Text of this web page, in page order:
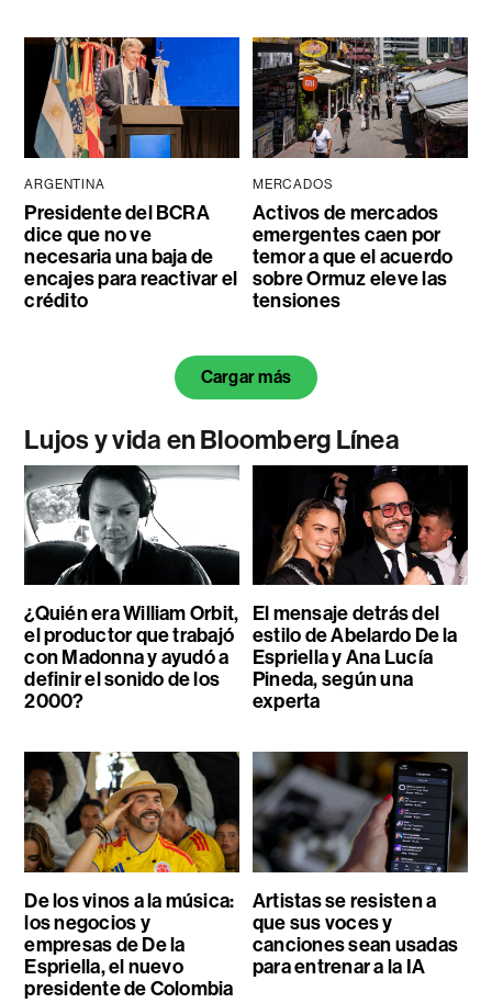
ARGENTINA
Presidente del BCRA
dice que no ve
necesaria una baja de
encajes para reactivar el
crédito
MERCADOS
Activos de mercados
emergentes caen por
temor a que el acuerdo
sobre Ormuz eleve las
tensiones
Cargar más
Lujos y vida en Bloomberg Línea
¿Quién era William Orbit,
el productor que trabajó
con Madonna y ayudó a
definir el sonido de los
2000?
El mensaje detrás del
estilo de Abelardo De la
Espriella y Ana Lucía
Pineda, según una
experta
De los vinos a la música:
los negocios y
empresas de De la
Espriella, el nuevo
presidente de Colombia
Artistas se resisten a
que sus voces y
canciones sean usadas
para entrenar a la IA